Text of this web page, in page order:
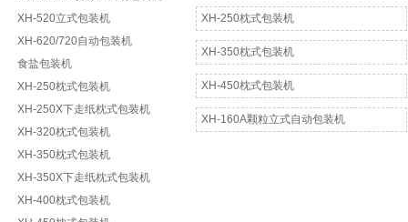
XH-520立式包装机
XH-620/720自动包装机
食盐包装机
XH-250枕式包装机
XH-250X下走纸枕式包装机
XH-320枕式包装机
XH-350枕式包装机
XH-350X下走纸枕式包装机
XH-400枕式包装机
XH-250枕式包装机
XH-350枕式包装机
XH-450枕式包装机
XH-160A颗粒立式自动包装机